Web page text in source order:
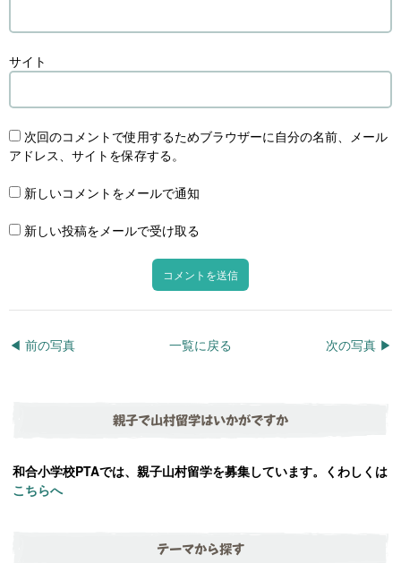
サイト
次回のコメントで使用するためブラウザーに自分の名前、メール
アドレス、サイトを保存する。
新しいコメントをメールで通知
新しい投稿をメールで受け取る
◀︎ 前の写真 次の写真 ▶︎
一覧に戻る
親子で山村留学はいかがですか
和合小学校PTAでは、親子山村留学を募集しています。くわしくは
こちらへ
テーマから探す